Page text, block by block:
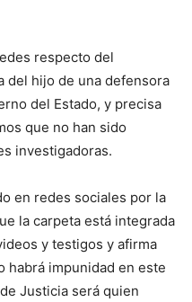
respecto del
del hijo de una defensora
del Estado, y precisa
que no han sido
investigadoras.
en redes sociales por la
la carpeta está integrada
y testigos y afirma
habrá impunidad en este
Justicia será quien